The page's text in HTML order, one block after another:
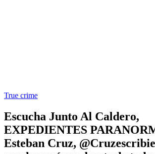
True crime
Escucha Junto Al Caldero,
EXPEDIENTES
Esteban Cruz,